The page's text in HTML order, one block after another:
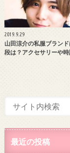
2019.9.29
山田涼介の私服ブラン
段は？アクセサリーや
最近の投稿